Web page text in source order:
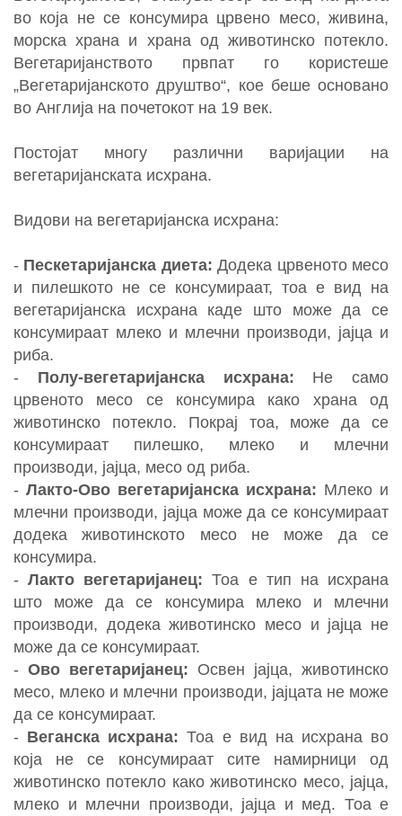
N
во која не се консумира црвено месо, живина,
морска храна и храна од животинско потекло.
Вегетаријанството првпат го користеше
„Вегетаријанското друштво“, кое беше основано
во Англија на почетокот на 19 век.
Постојат многу различни варијации на
вегетаријанската исхрана.
Видови на вегетаријанска исхрана:
- Пескетаријанска диета:Додека црвеното месо
и пилешкото не се консумираат, тоа е вид на
вегетаријанска исхрана каде што може да се
консумираат млеко и млечни производи, јајца и
риба.
- Полу-вегетаријанска исхрана: Не само
црвеното месо се консумира како храна од
животинско потекло. Покрај тоа, може да се
консумираат пилешко, млеко и млечни
производи, јајца, месо од риба.
- Лакто-Ово вегетаријанска исхрана: Млеко и
млечни производи, јајца може да се консумираат
додека животинското месо не може да се
консумира.
-Лакто вегетаријанец: Тоа е тип на исхрана
што може да се консумира млеко и млечни
производи, додека животинско месо и јајца не
може да се консумираат.
- Ово вегетаријанец: Освен јајца, животинско
месо, млеко и млечни производи, јајцата не може
да се консумираат.
- Веганска исхрана:Тоа е вид на исхрана во
која не се консумираат сите намирници од
животинско потекло како животинско месо, јајца,
млеко и млечни производи, јајца и мед. Тоа е